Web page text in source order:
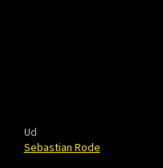
Ud
Sebastian Rode